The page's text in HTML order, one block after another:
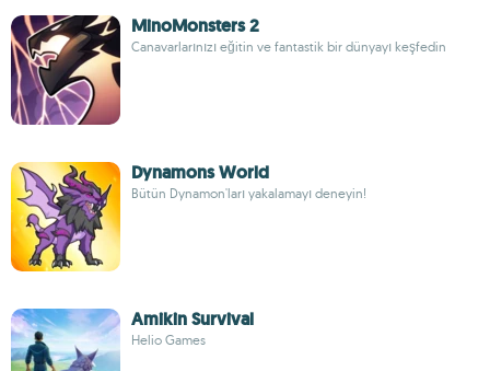
MinoMonsters 2
Canavarlarınızı eğitin ve fantastik bir dünyayı keşfedin
Dynamons World
Bütün Dynamon'ları yakalamayı deneyin!
Amikin Survival
Helio Games